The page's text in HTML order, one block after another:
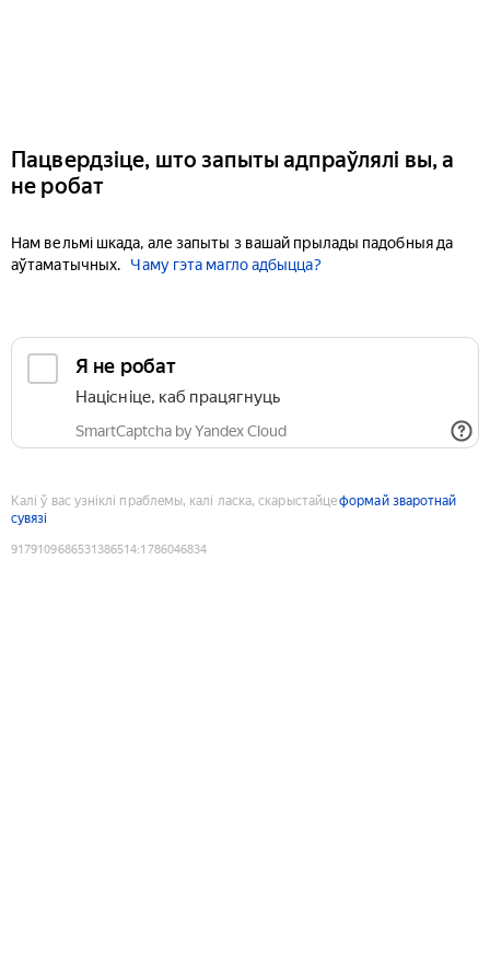
Пацвердзіце, што запыты адпраўлялі вы, а
не робат
Нам вельмі шкада, але запыты з вашай прылады падобныя да
аўтаматычных.
Чаму гэта магло адбыцца?
Я не робат
Націсніце, каб працягнуць
SmartCaptcha by Yandex Cloud
Калі ў вас узніклі праблемы, калі ласка, скарыстайцеформай зваротнай
сувязі
9179109686531386514:1786046834